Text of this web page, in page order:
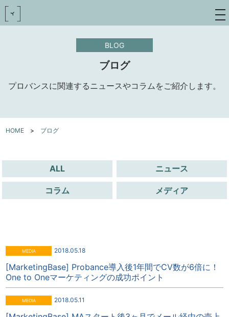
toggle
BLOG
ブログ
プロバンスに関連するニュースやコラムをご紹介します。
HOME > ブログ
ALL ニュース
コラム メディア
2018.05.18
[MarketingBase] Probance導入後1年間でCV数が6倍に！
One to Oneマーケティングの成功ポイント
2018.05.11